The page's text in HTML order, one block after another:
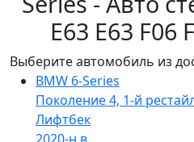
E63 E63 F06
Выберите автомобиль из
BMW 6-Series
Поколение 4, 1-й
Лифтбек